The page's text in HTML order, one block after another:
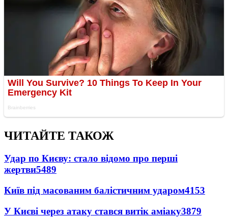
ЧИТАЙТЕ ТАКОЖ
Удар по Києву: стало відомо про перші
жертви5489
Київ під масованим балістичним ударом4153
У Києві через атаку стався витік аміаку3879